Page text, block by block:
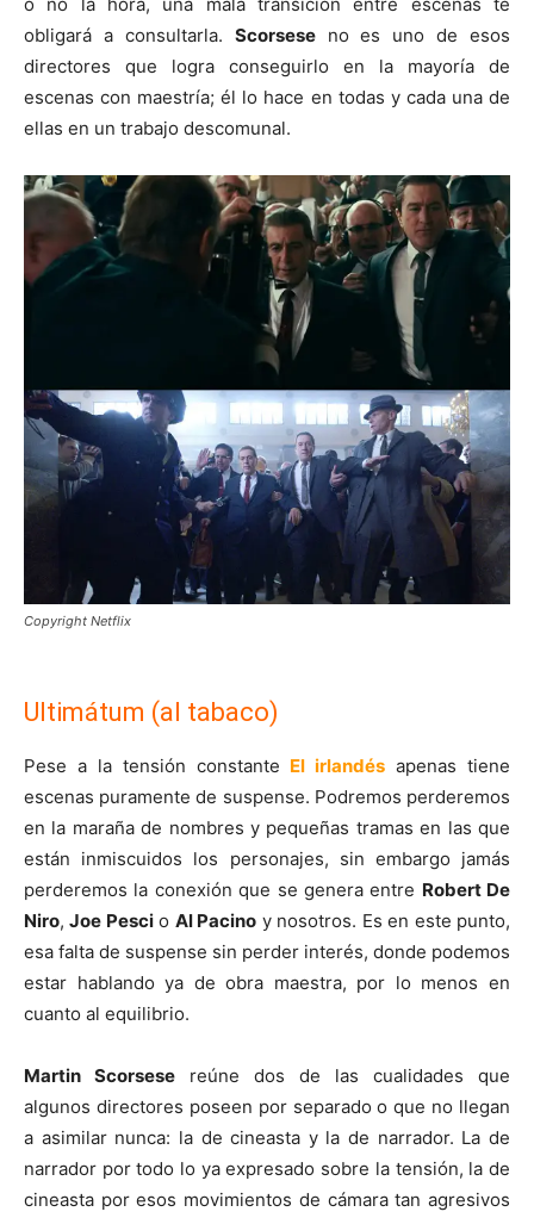
obligará a consultarla. Scorseseno es uno de esos
directores que logra conseguirlo en la mayoría de
escenas con maestría; él lo hace en todas y cada una de
ellas en un trabajo descomunal.
Copyright Netflix
Ultimátum (al tabaco)
Pese a la tensión constante El irlandés apenas tiene
escenas puramente de suspense. Podremos perderemos
en la maraña de nombres y pequeñas tramas en las que
están inmiscuidos los personajes, sin embargo jamás
perderemos la conexión que se genera entre Robert De
Niro,Joe Pescio Al Pacino y nosotros. Es en este punto,
esa falta de suspense sin perder interés, donde podemos
estar hablando ya de obra maestra, por lo menos en
cuanto al equilibrio.
Martin Scorsese reúne dos de las cualidades que
algunos directores poseen por separado o que no llegan
a asimilar nunca: la de cineasta y la de narrador. La de
narrador por todo lo ya expresado sobre la tensión, la de
cineasta por esos movimientos de cámara tan agresivos